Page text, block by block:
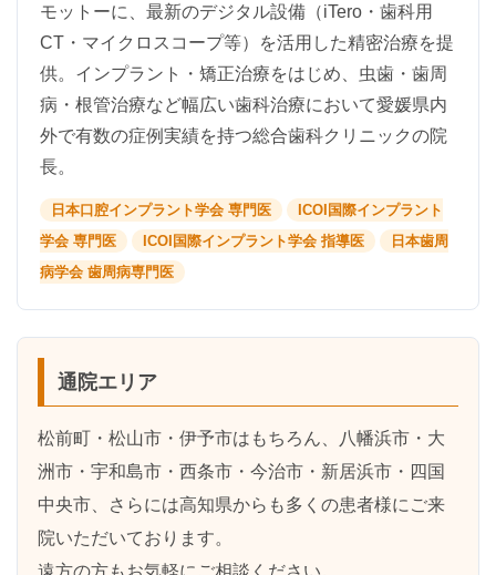
モットーに、最新のデジタル設備（iTero・歯科用
CT・マイクロスコープ等）を活用した精密治療を提
供。インプラント・矯正治療をはじめ、虫歯・歯周
病・根管治療など幅広い歯科治療において愛媛県内
外で有数の症例実績を持つ総合歯科クリニックの院
長。
日本口腔インプラント学会 専門医
ICOI国際インプラント
学会 専門医
ICOI国際インプラント学会 指導医
日本歯周
病学会 歯周病専門医
通院エリア
松前町・松山市・伊予市はもちろん、
八幡浜市・大
洲市・宇和島市・西条市・今治市・新居浜市・四国
中央市、さらには高知県からも多くの患者様にご来
院いただいております。
遠方の方もお気軽にご相談ください。